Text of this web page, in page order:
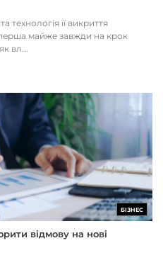
технологія її викриття
майже завжди на крок
вл...
БІЗНЕС
відмову на нові